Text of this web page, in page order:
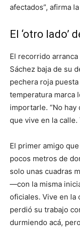
afectados”, afirma
El ‘otro lado’
El recorrido
Sáchez baja de su
pechera roja puesta
temperatura marca
importarle. “No hay
que vive en la calle.
El primer amigo
pocos metros de
solo unas cuadras
—con la misma
oficiales. Vive en la
perdió su trabajo
durmiendo acá,